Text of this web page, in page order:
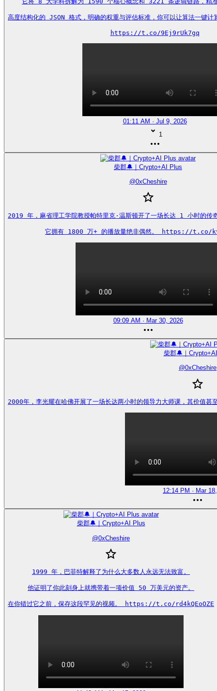
高度结构化的 JSON 格式，明确的权重与评估标准，你可以让算法一键计
https://t.co/9Ej9rUk7gq
01:11 AM · Jul 9, 2026
1
柴郡🔔｜Crypto+AI Plus
@0xCheshire
2019 年，麻省理工学院教授帕特里克·温斯顿开了一场长达 1 小时的传
它拥有 1800 万+ 的播放量绝非偶然。 https://t.co/
09:09 AM · Mar 30, 2026
柴郡🔔｜
@0xCheshire
2000年，李光耀在哈佛开展了一场长达两小时的领导力大师课，其
12:14 PM · Mar
柴郡🔔｜Crypto+AI Plus
@0xCheshire
1999 年，巴菲特解释了为什么大多数人永远无法致富。
他证明了你此刻身上就携带着一项价值 50 万美元的资产。
在你错过它之前，保存这段罕见的视频。 https://t.co/rd4kQEoOZE